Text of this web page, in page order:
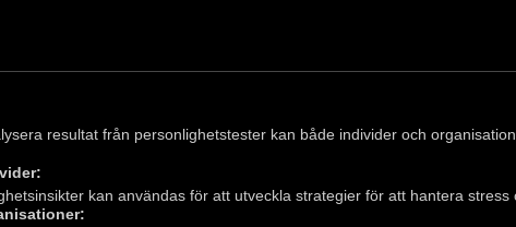
resultat från personlighetstester kan både individer och
kan användas för att utveckla strategier för att hantera